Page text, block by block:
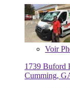
Voir
1739 Buford
Cumming,